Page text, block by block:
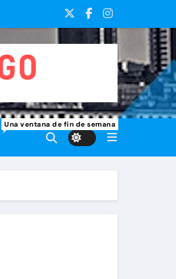
Una ventana de fin de semana